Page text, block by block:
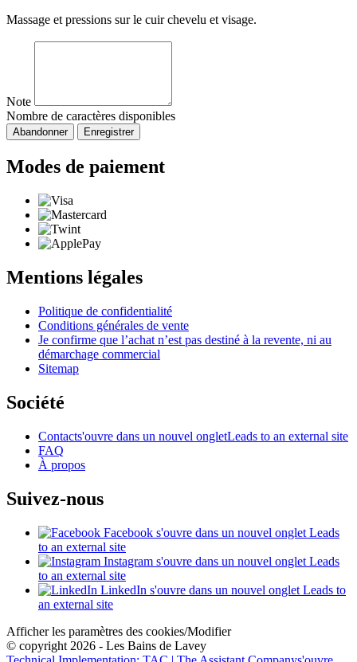
Massage et pressions sur le cuir chevelu et visage.
Note
Nombre de caractères disponibles
Abandonner Enregistrer
Modes de paiement
Mentions légales
Politique de confidentialité
Conditions générales de vente
Je confirme que l’achat n’est pas destiné à la revente, ni au
démarchage commercial
Sitemap
Société
Contacts'ouvre dans un nouvel ongletLeads to an external site
FAQ
À propos
Suivez-nous
Facebook s'ouvre dans un nouvel onglet Leads
to an external site
Instagram s'ouvre dans un nouvel onglet Leads
to an external site
LinkedIn s'ouvre dans un nouvel onglet Leads to
an external site
Afficher les paramètres des cookies/Modifier
© copyright 2026 - Les Bains de Lavey